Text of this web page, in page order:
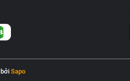
Sapo